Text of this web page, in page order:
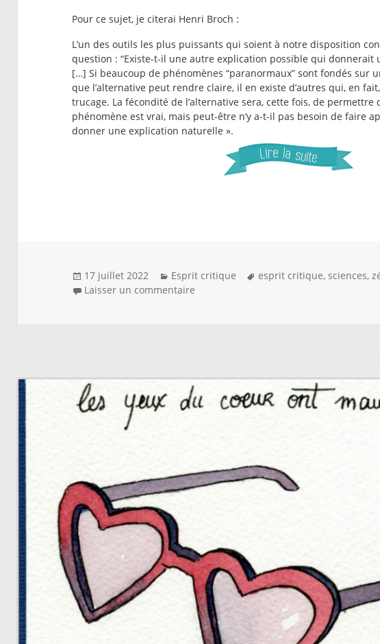
Pour ce sujet, je citerai Henri Broch :
L’un des outils les plus puissants qui soient à notre disposition
question : “Existe-t-il une autre explication possible qui donnerait
[…] Si beaucoup de phénomènes “paranormaux” sont fondés sur
que l’alternative peut rendre claire, il en existe d’autres qui, en fait,
trucage. La fécondité de l’alternative sera, cette fois, de permettre
phénomène est vrai, mais peut-être n’y a-t-il pas besoin de faire
donner une explication naturelle ».
Publié
le
17 juillet 2022 Catégories
Esprit critique
Mots-
esprit critique, sciences,
Laisser un commentaire